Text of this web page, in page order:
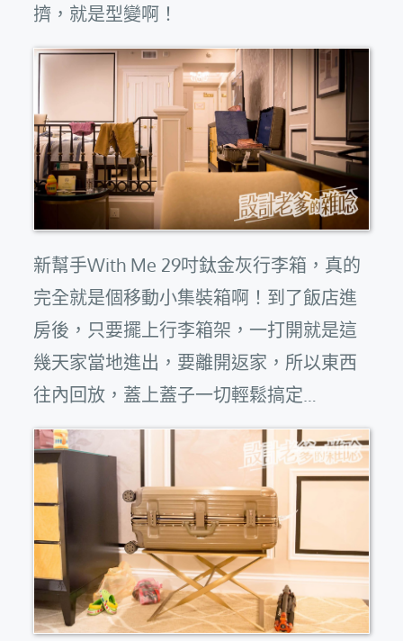
擠，就是型變啊！
新幫手With Me 29吋鈦金灰行李箱，真的
完全就是個移動小集裝箱啊！到了飯店進
房後，只要擺上行李箱架，一打開就是這
幾天家當地進出，要離開返家，所以東西
往內回放，蓋上蓋子一切輕鬆搞定…